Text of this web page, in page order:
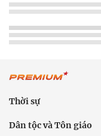
Thời sự
Dân tộc và Tôn giáo